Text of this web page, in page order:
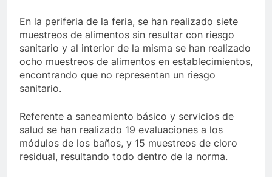
En la periferia de la feria, se han realizado siete
muestreos de alimentos sin resultar con riesgo
sanitario y al interior de la misma se han realizado
ocho muestreos de alimentos en establecimientos,
encontrando que no representan un riesgo
sanitario.
Referente a saneamiento básico y servicios de
salud se han realizado 19 evaluaciones a los
módulos de los baños, y 15 muestreos de cloro
residual, resultando todo dentro de la norma.